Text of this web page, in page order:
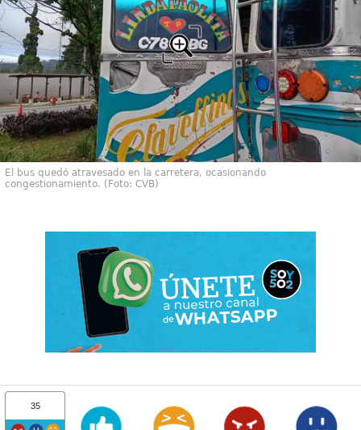
El bus quedó atravesado en la carretera, ocasionando
congestionamiento. (Foto: CVB)
35